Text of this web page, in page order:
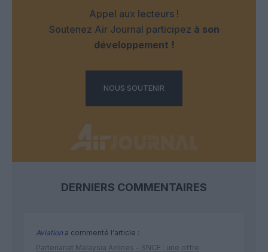
Appel aux lecteurs !
Soutenez Air Journal participez à son
développement !
NOUS SOUTENIR
DERNIERS COMMENTAIRES
Aviation a commenté l'article :
Partenariat Malaysia Airlines – SNCF : une offre